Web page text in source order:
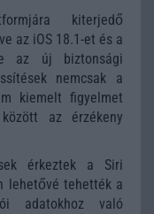
kiterjedő
az iOS 18.1-et és a
az új biztonsági
nemcsak a
kiemelt figyelmet
az érzékeny
érkeztek a Siri
lehetővé tehették a
adatokhoz való